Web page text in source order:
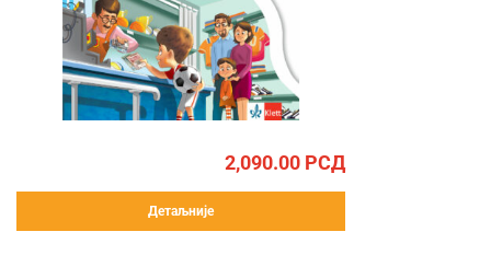
2,090.00 РСД
Детаљније